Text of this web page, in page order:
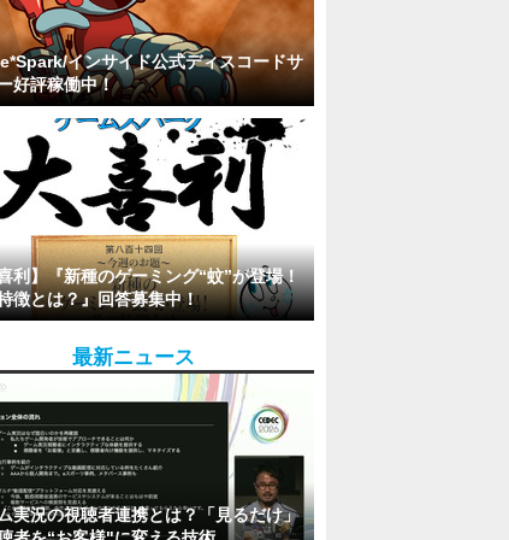
インサイド公式ディスコードサ
好評稼働中！
利】『新種のゲーミング“蚊”が登場！
徴とは？』回答募集中！
最新ニュース
実況の視聴者連携とは？「見るだけ」